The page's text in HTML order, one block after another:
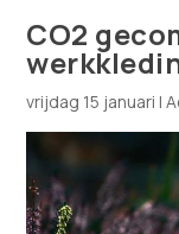
CO2
vrijdag 15 januari |